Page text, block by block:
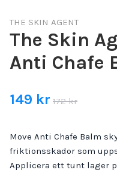
THE SKIN AGENT
The Skin
Anti Chafe
149 kr 172 kr
Move Anti Chafe Balm
friktionsskador som
Applicera ett tunt lager